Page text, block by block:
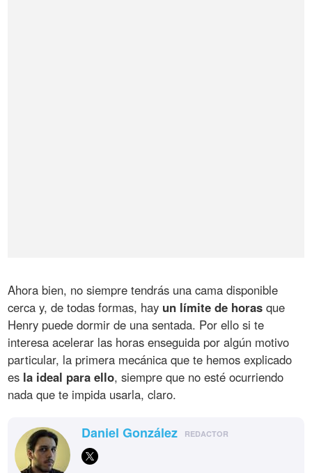
Ahora bien, no siempre tendrás una cama disponible
cerca y, de todas formas, hay un límite de horas que
Henry puede dormir de una sentada. Por ello si te
interesa acelerar las horas enseguida por algún motivo
particular, la primera mecánica que te hemos explicado
es la ideal para ello, siempre que no esté ocurriendo
nada que te impida usarla, claro.
Daniel González REDACTOR